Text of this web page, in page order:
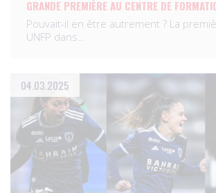
GRANDE PREMIÈRE AU CENTRE DE
Pouvait-il en être autrement ? La
UNFP dans…
04.03.2025